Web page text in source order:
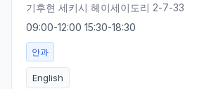
기후현 세키시 헤이세이도리 2-7-33
09:00-12:00 15:30-18:30
안과
English